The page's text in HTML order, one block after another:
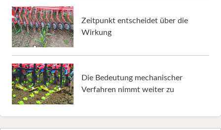
Zeitpunkt entscheidet über die
Wirkung
Die Bedeutung mechanischer
Verfahren nimmt weiter zu